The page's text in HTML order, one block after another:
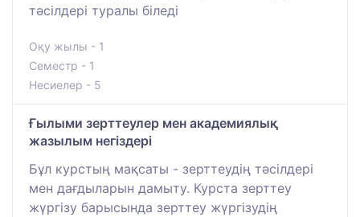
тәсілдері туралы біледі
Оқу жылы - 1
Семестр - 1
Несиелер - 5
Ғылыми зерттеулер мен академиялық
жазылым негіздері
Бұл курстың мақсаты - зерттеудің тәсілдері
мен дағдыларын дамыту. Курста зерттеу
жүргізу барысында зерттеу жүргізудің